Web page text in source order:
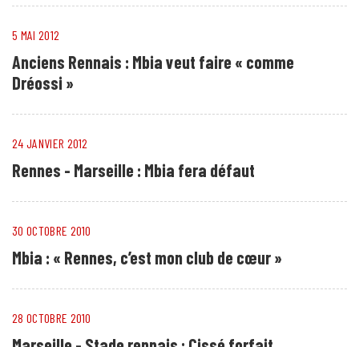
5 MAI 2012
Anciens Rennais : Mbia veut faire « comme
Dréossi »
24 JANVIER 2012
Rennes - Marseille : Mbia fera défaut
30 OCTOBRE 2010
Mbia : « Rennes, c’est mon club de cœur »
28 OCTOBRE 2010